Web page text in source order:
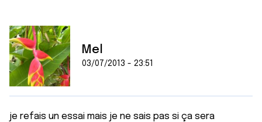
Mel
03/07/2013 - 23:51
je refais un essai mais je ne sais pas si ça sera